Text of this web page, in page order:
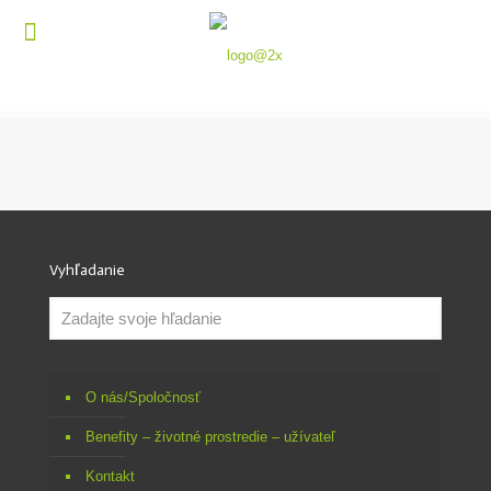
Vyhľadanie
O nás/Spoločnosť
Benefity – životné prostredie – užívateľ
Kontakt